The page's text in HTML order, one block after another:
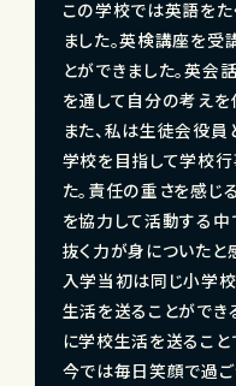
この学校では英語をた
ました。英検講座を受
とができました。英会
を通して自分の考えを
また、私は生徒会役員
学校を目指して学校
た。責任の重さを感じ
を協力して活動する中
抜く力が身についたと
入学当初は同じ小学
生活を送ることができ
に学校生活を送ること
今では毎日笑顔で過